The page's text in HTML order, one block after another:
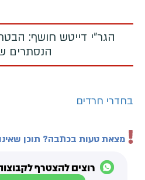
הגר"י דייטש חושף:
הנסתרים
בחדרי חרדים
מצאת טעות בכתבה? תוכן
רוצים להצטרף